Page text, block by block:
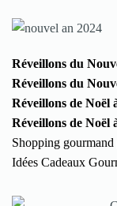
Réveillons du
Réveillons du
Réveillons de Noël
Réveillons de Noël
Shopping gourmand
Idées Cadeaux